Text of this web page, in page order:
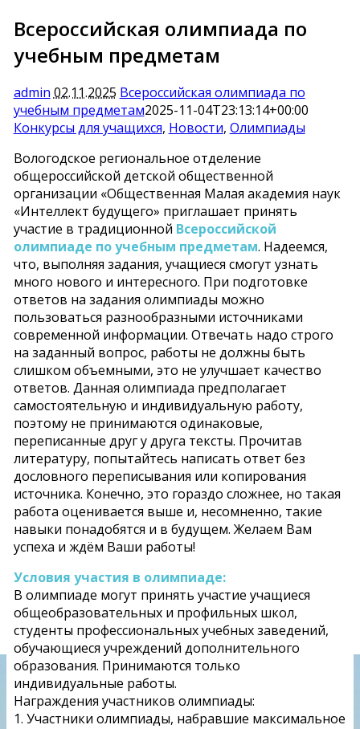
Всероссийская олимпиада по
учебным предметам
admin 02.11.2025 Всероссийская олимпиада по
учебным предметам2025-11-04T23:13:14+00:00
Конкурсы для учащихся, Новости, Олимпиады
Вологодское региональное отделение
общероссийской детской общественной
организации «Общественная Малая академия наук
«Интеллект будущего» приглашает принять
участие в традиционной Всероссийской
олимпиаде по учебным предметам. Надеемся,
что, выполняя задания, учащиеся смогут узнать
много нового и интересного. При подготовке
ответов на задания олимпиады можно
пользоваться разнообразными источниками
современной информации. Отвечать надо строго
на заданный вопрос, работы не должны быть
слишком объемными, это не улучшает качество
ответов. Данная олимпиада предполагает
самостоятельную и индивидуальную работу,
поэтому не принимаются одинаковые,
переписанные друг у друга тексты. Прочитав
литературу, попытайтесь написать ответ без
дословного переписывания или копирования
источника. Конечно, это гораздо сложнее, но такая
работа оценивается выше и, несомненно, такие
навыки понадобятся и в будущем. Желаем Вам
успеха и ждём Ваши работы!
Условия участия в олимпиаде:
В олимпиаде могут принять участие учащиеся
общеобразовательных и профильных школ,
студенты профессиональных учебных заведений,
обучающиеся учреждений дополнительного
образования. Принимаются только
индивидуальные работы.
Награждения участников олимпиады:
1. Участники олимпиады, набравшие максимальное